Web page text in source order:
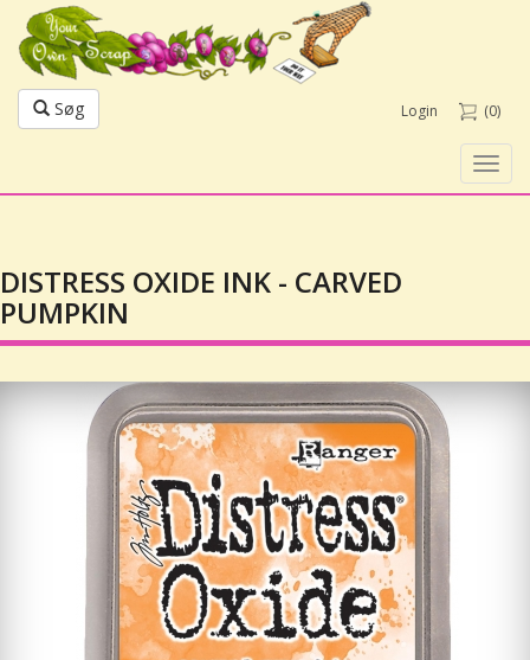
Søg Login (0)
DISTRESS OXIDE INK - CARVED
PUMPKIN